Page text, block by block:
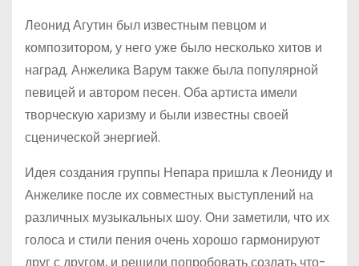
Леонид Агутин был известным певцом и
композитором, у него уже было несколько хитов и
наград. Анжелика Варум также была популярной
певицей и автором песен. Оба артиста имели
творческую харизму и были известны своей
сценической энергией.
Идея создания группы Непара пришла к Леониду и
Анжелике после их совместных выступлений на
различных музыкальных шоу. Они заметили, что их
голоса и стили пения очень хорошо гармонируют